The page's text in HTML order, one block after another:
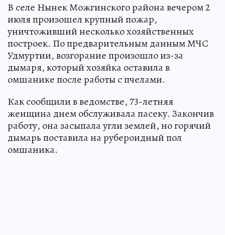
В селе Нынек Можгинского района вечером 2
июля произошел крупный пожар,
уничтоживший несколько хозяйственных
построек. По предварительным данным МЧС
Удмуртии, возгорание произошло из-за
дымаря, который хозяйка оставила в
омшанике после работы с пчелами.
Как сообщили в ведомстве, 73-летняя
женщина днем обслуживала пасеку. Закончив
работу, она засыпала угли землей, но горячий
дымарь поставила на рубероидный пол
омшаника.